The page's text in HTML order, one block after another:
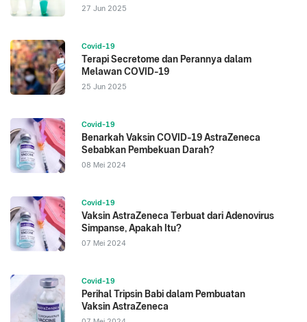
27 Jun 2025
Covid-19
Terapi Secretome dan Perannya dalam
Melawan COVID-19
25 Jun 2025
Covid-19
Benarkah Vaksin COVID-19 AstraZeneca
Sebabkan Pembekuan Darah?
08 Mei 2024
Covid-19
Vaksin AstraZeneca Terbuat dari Adenovirus
Simpanse, Apakah Itu?
07 Mei 2024
Covid-19
Perihal Tripsin Babi dalam Pembuatan
Vaksin AstraZeneca